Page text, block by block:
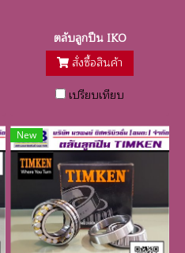
ตลับลูกปืน IKO
สั่งซื้อสินค้า
เปรียบเทียบ
New